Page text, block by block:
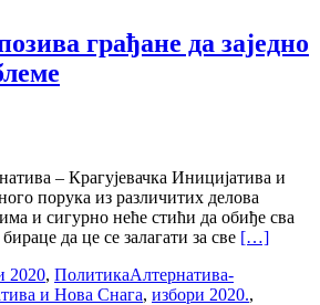
грађане да заједно
– Крагујевачка Иницијатива и
порука из различитих делова
и сигурно неће стићи да обиђе сва
да це се залагати за све […]
2020, ПолитикаАлтернатива-
и Нова Снага, избори 2020.,